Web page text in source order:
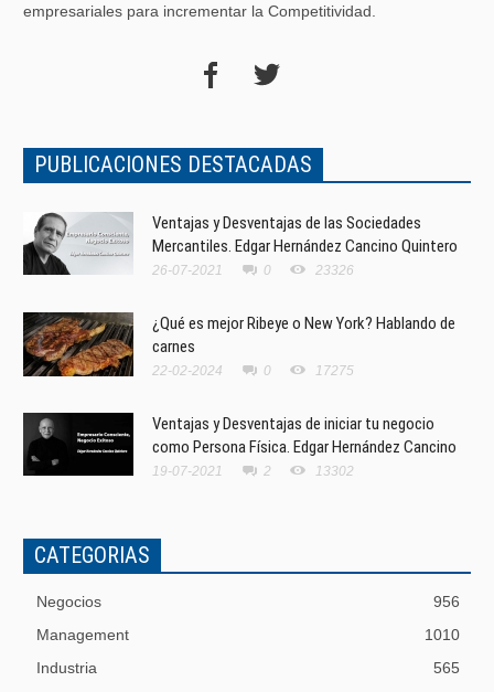
empresariales para incrementar la Competitividad.
PUBLICACIONES DESTACADAS
Ventajas y Desventajas de las Sociedades
Mercantiles. Edgar Hernández Cancino Quintero
26-07-2021 0 23326
¿Qué es mejor Ribeye o New York? Hablando de
carnes
22-02-2024 0 17275
Ventajas y Desventajas de iniciar tu negocio
como Persona Física. Edgar Hernández Cancino
19-07-2021 2 13302
CATEGORIAS
Negocios
956
Management
1010
Industria
565